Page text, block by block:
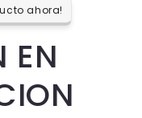
ahora!
EN